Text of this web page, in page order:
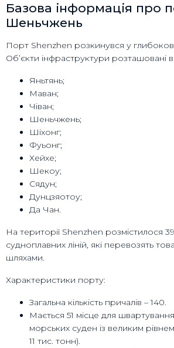
Базова інформація про
Шеньчжень
Порт Shenzhen розкинувся у
Об’єкти інфраструктури розташовані в
Яньтянь;
Маван;
Чіван;
Шеньчжень;
Шіхонг;
Фуьонг;
Хейхе;
Шекоу;
Сядун;
Дунцзяотоу;
Да Чан.
На території Shenzhen розмістилося 39
судноплавних ліній, які перевозять
шляхами.
Характеристики порту:
Загальна кількість причалів – 140.
Мається 51 місце для
морських суден із великим
11 тис. тонн).